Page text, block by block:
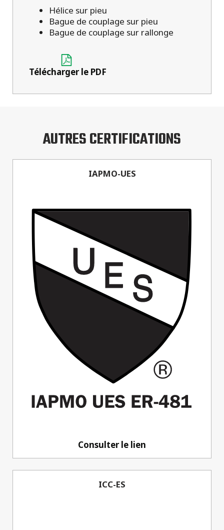
Hélice sur pieu
Bague de couplage sur pieu
Bague de couplage sur rallonge
Télécharger le PDF
AUTRES CERTIFICATIONS
IAPMO-UES
Consulter le lien
ICC-ES